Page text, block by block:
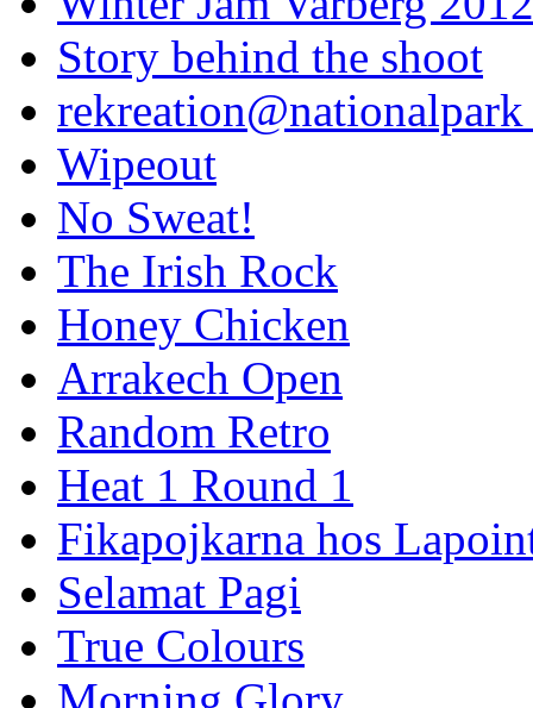
Story behind the shoot
rekreation@nationalpark
Wipeout
No Sweat!
The Irish Rock
Honey Chicken
Arrakech Open
Random Retro
Heat 1 Round 1
Fikapojkarna hos
Selamat Pagi
True Colours